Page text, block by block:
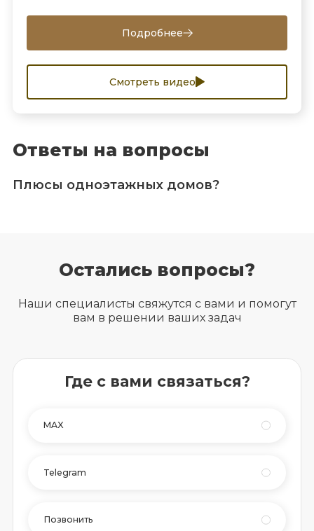
Подробнее
Смотреть видео
Ответы на вопросы
Плюсы одноэтажных домов?
Остались вопросы?
Наши специалисты свяжутся с вами и помогут
вам в решении ваших задач
Где с вами связаться?
MAX
Telegram
Позвонить